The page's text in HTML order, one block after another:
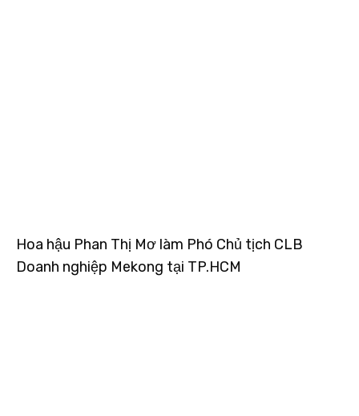
Hoa hậu Phan Thị Mơ làm Phó Chủ tịch CLB
Doanh nghiệp Mekong tại TP.HCM